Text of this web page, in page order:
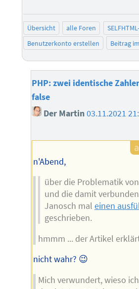
Übersicht alle Foren
Benutzerkonto erstellen
Beitrag
PHP: zwei identische
false
Der Martin03.11.2021
n'Abend,
über die Problematik
und die damit
Janosch mal einen
geschrieben.
hmmm ... der Artikel
nicht wahr? 😉
Mich verwundert, wieso